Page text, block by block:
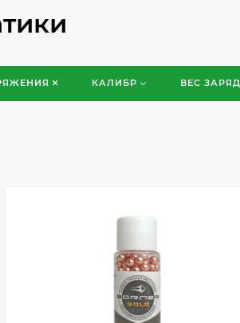
КАЛИБР ВЕС